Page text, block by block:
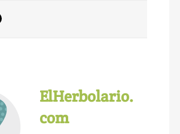
ElHerbolario.
com